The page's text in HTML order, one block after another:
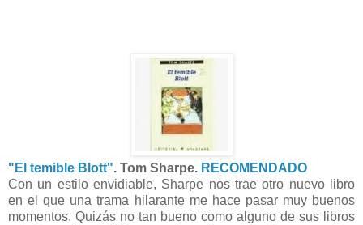
"El temible Blott". Tom Sharpe. RECOMENDADO
Con un estilo envidiable, Sharpe nos trae otro nuevo libro
en el que una trama hilarante me hace pasar muy buenos
momentos. Quizás no tan bueno como alguno de sus libros